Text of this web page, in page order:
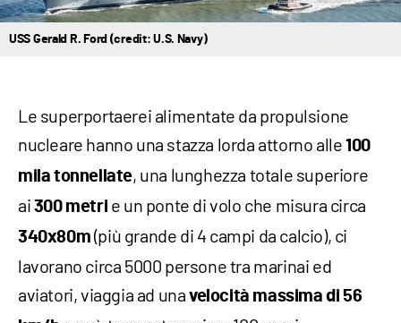
USS Gerald R. Ford (credit: U.S. Navy)
Le superportaerei alimentate da propulsione
nucleare hanno una stazza lorda attorno alle100
mila tonnellate, una lunghezza totale superiore
ai 300 metri e un ponte di volo che misura circa
340x80m (più grande di 4 campi da calcio), ci
lavorano circa 5000 persone tra marinai ed
aviatori, viaggia ad unavelocità massima di 56